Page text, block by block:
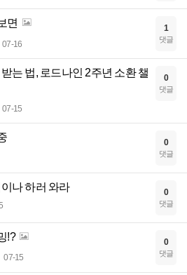
면
07-16
1
댓글
는 법, 로드나인 2주년 소환 챌
07-15
0
댓글
0
댓글
나 하러 와라 0
댓글
!?
07-15
0
댓글